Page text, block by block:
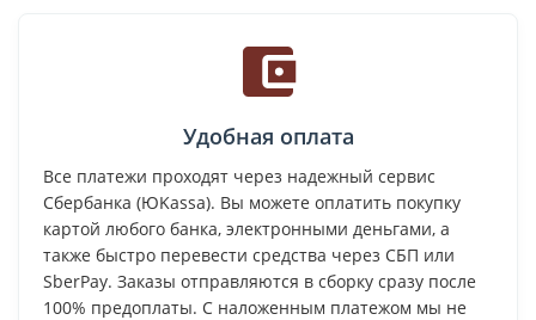
Удобная оплата
Все платежи проходят через надежный сервис
Сбербанка (ЮKassa). Вы можете оплатить покупку
картой любого банка, электронными деньгами, а
также быстро перевести средства через СБП или
SberPay. Заказы отправляются в сборку сразу после
100% предоплаты. С наложенным платежом мы не